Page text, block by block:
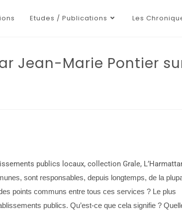
Etudes / Publications Les
Jean-Marie Pontier
publics locaux, collection Grale,
sont responsables, depuis longtemps, de la
points communs entre tous ces services ? Le plus
publics. Qu’est-ce que cela signifie ?